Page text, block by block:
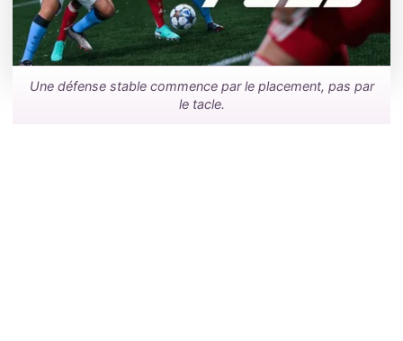
Une défense stable commence par le placement, pas par
le tacle.